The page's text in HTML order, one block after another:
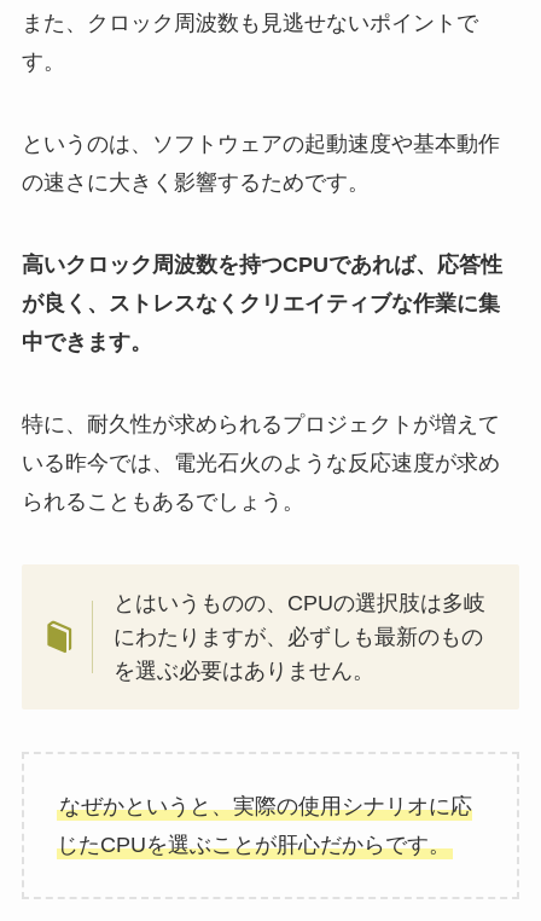
また、クロック周波数も見逃せないポイントで
す。
というのは、ソフトウェアの起動速度や基本動作
の速さに大きく影響するためです。
高いクロック周波数を持つCPUであれば、応答性
が良く、ストレスなくクリエイティブな作業に集
中できます。
特に、耐久性が求められるプロジェクトが増えて
いる昨今では、電光石火のような反応速度が求め
られることもあるでしょう。
とはいうものの、CPUの選択肢は多岐
にわたりますが、必ずしも最新のもの
を選ぶ必要はありません。
なぜかというと、実際の使用シナリオに応
じたCPUを選ぶことが肝心だからです。